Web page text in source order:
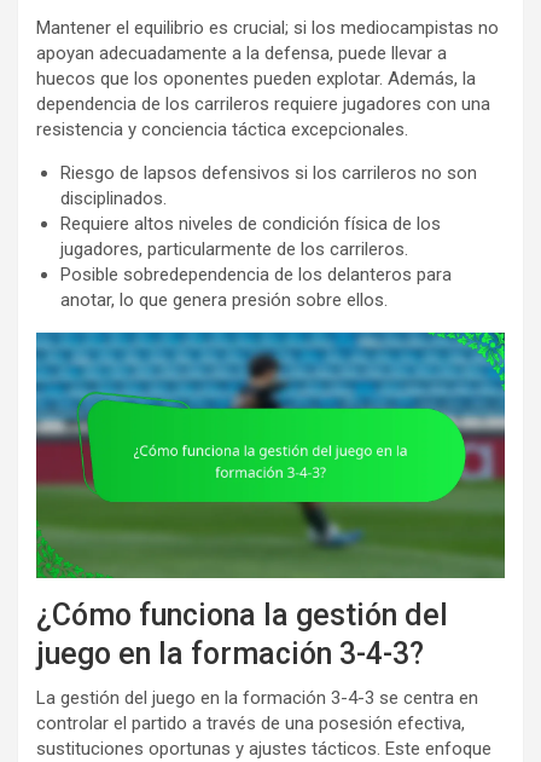
Mantener el equilibrio es crucial; si los mediocampistas no
apoyan adecuadamente a la defensa, puede llevar a
huecos que los oponentes pueden explotar. Además, la
dependencia de los carrileros requiere jugadores con una
resistencia y conciencia táctica excepcionales.
Riesgo de lapsos defensivos si los carrileros no son
disciplinados.
Requiere altos niveles de condición física de los
jugadores, particularmente de los carrileros.
Posible sobredependencia de los delanteros para
anotar, lo que genera presión sobre ellos.
¿Cómo funciona la gestión del
juego en la formación 3-4-3?
La gestión del juego en la formación 3-4-3 se centra en
controlar el partido a través de una posesión efectiva,
sustituciones oportunas y ajustes tácticos. Este enfoque